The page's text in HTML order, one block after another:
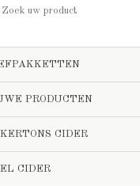
PRODUCTEN
CIDER
CIDER